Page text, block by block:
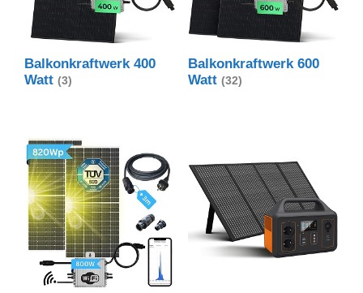
Balkonkraftwerk 400
Watt (3)
Balkonkraftwerk 600
Watt (32)